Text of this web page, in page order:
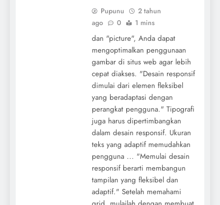
Pupunu
2 tahun
ago
0 1 mins
dan "picture", Anda dapat
mengoptimalkan penggunaan
gambar di situs web agar lebih
cepat diakses. "Desain responsif
dimulai dari elemen fleksibel
yang beradaptasi dengan
perangkat pengguna." Tipografi
juga harus dipertimbangkan
dalam desain responsif. Ukuran
teks yang adaptif memudahkan
pengguna ... "Memulai desain
responsif berarti membangun
tampilan yang fleksibel dan
adaptif." Setelah memahami